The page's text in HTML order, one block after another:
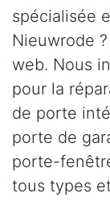
spécialisée
Nieuwrode
web. Nous
pour la
de porte
porte de
porte-
tous types